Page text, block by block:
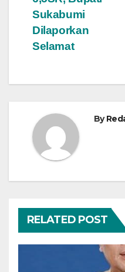
pos
Sukabumi
Dilaporkan
Selamat
By
RELATED POST